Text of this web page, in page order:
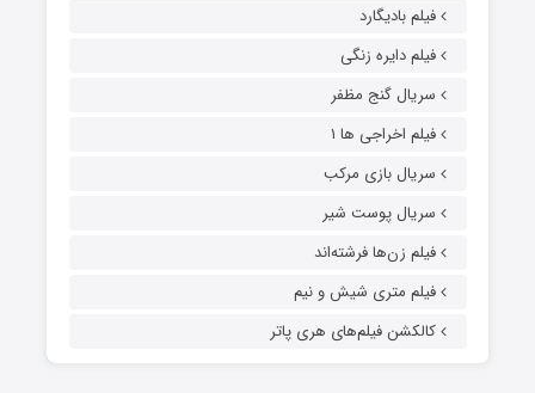
فیلم بادیگارد
فیلم دایره زنگی
سریال گنج مظفر
فیلم اخراجی ها ۱
سریال بازی مرکب
سریال پوست شیر
فیلم زن‌ها فرشته‌اند
فیلم متری شیش و نیم
کالکشن فیلم‌های هری پاتر